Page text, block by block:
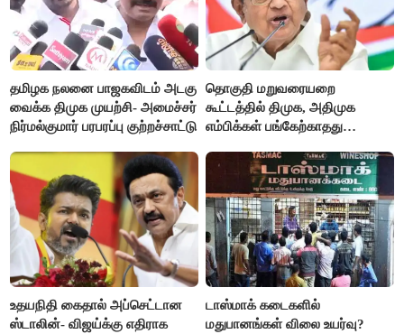
தமிழக நலனை பாஜகவிடம் அடகு
வைக்க திமுக முயற்சி- அமைச்சர்
நிர்மல்குமார் பரபரப்பு குற்றச்சாட்டு
தொகுதி மறுவரையறை
கூட்டத்தில் திமுக, அதிமுக
எம்பிக்கள் பங்கேற்காதது
உதயநிதி கைதால் அப்செட்டான
ஸ்டாலின்- விஜய்க்கு எதிராக
டாஸ்மாக் கடைகளில்
மதுபானங்கள் விலை உயர்வு?